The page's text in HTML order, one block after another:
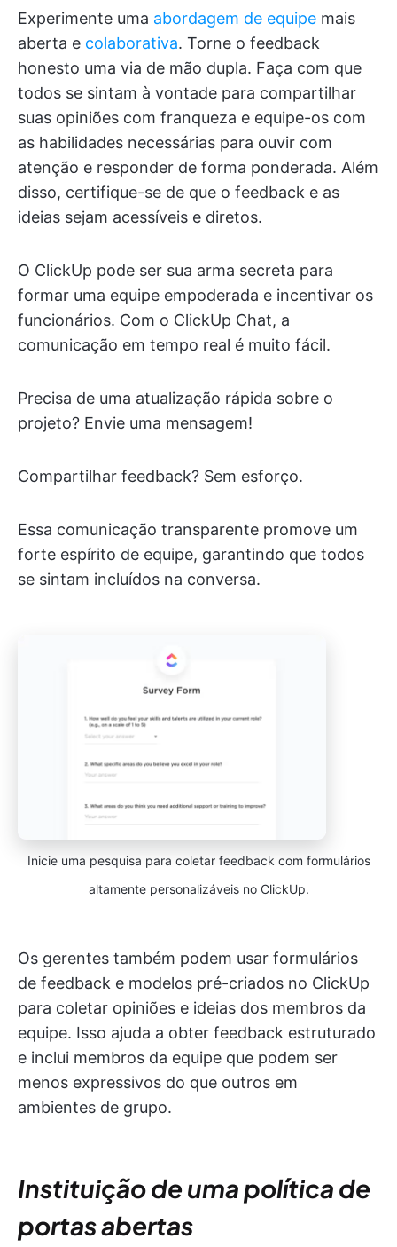
Experimente uma abordagem de equipe mais
aberta e colaborativa. Torne o feedback
honesto uma via de mão dupla. Faça com que
todos se sintam à vontade para compartilhar
suas opiniões com franqueza e equipe-os com
as habilidades necessárias para ouvir com
atenção e responder de forma ponderada. Além
disso, certifique-se de que o feedback e as
ideias sejam acessíveis e diretos.
O ClickUp pode ser sua arma secreta para
formar uma equipe empoderada e incentivar os
funcionários. Com o ClickUp Chat, a
comunicação em tempo real é muito fácil.
Precisa de uma atualização rápida sobre o
projeto? Envie uma mensagem!
Compartilhar feedback? Sem esforço.
Essa comunicação transparente promove um
forte espírito de equipe, garantindo que todos
se sintam incluídos na conversa.
Inicie uma pesquisa para coletar feedback com formulários
altamente personalizáveis no ClickUp.
Os gerentes também podem usar formulários
de feedback e modelos pré-criados no ClickUp
para coletar opiniões e ideias dos membros da
equipe. Isso ajuda a obter feedback estruturado
e inclui membros da equipe que podem ser
menos expressivos do que outros em
ambientes de grupo.
Instituição de uma política de
portas abertas